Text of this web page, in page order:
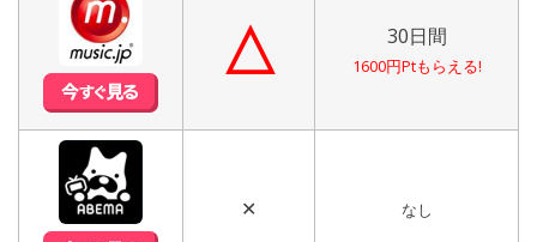
△ 30日間
1600円Ptもらえる!
✕ なし